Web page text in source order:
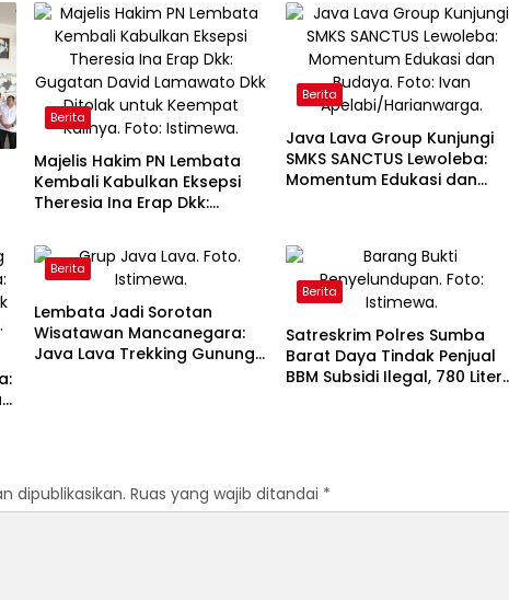
Berita
Majelis Hakim PN Lembata
Kembali Kabulkan Eksepsi
Theresia Ina Erap Dkk:
Dkk Ditolak untuk Keempat
Kalinya
Berita
Java Lava Group Kunjungi
SMKS SANCTUS Lewoleba:
Momentum Edukasi dan
Berita
Lembata Jadi Sorotan
Wisatawan Mancanegara:
Java Lava Trekking Gunung
Berita
Satreskrim Polres Sumba
Barat Daya Tindak Penjual
BBM Subsidi Ilegal, 780 Liter
dipublikasikan. Ruas yang wajib ditandai *